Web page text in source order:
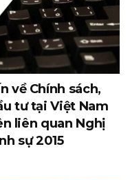
về Chính sách,
tư tại Việt Nam
liên quan Nghị
sự 2015